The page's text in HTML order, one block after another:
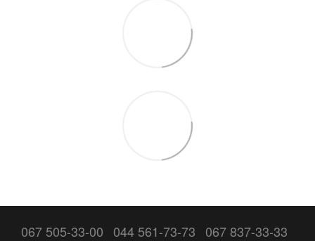
067 505-33-00 044 561-73-73 067 837-33-33